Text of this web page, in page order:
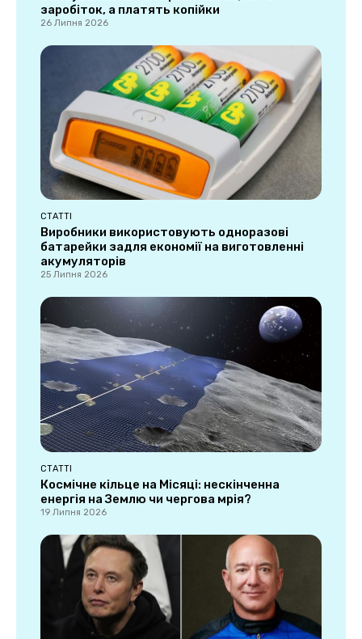
заробіток, а платять копійки
26 Липня 2026
СТАТТІ
Виробники використовують одноразові
батарейки задля економії на виготовленні
акумуляторів
25 Липня 2026
СТАТТІ
Космічне кільце на Місяці: нескінченна
енергія на Землю чи чергова мрія?
19 Липня 2026